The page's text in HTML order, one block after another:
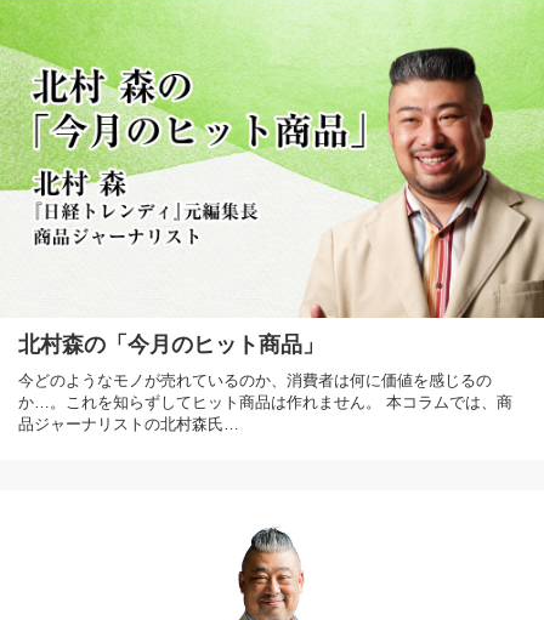
北村森の「今月のヒット商品」
今どのようなモノが売れているのか、消費者は何に価値を感じるの
か…。これを知らずしてヒット商品は作れません。 本コラムでは、商
品ジャーナリストの北村森氏…